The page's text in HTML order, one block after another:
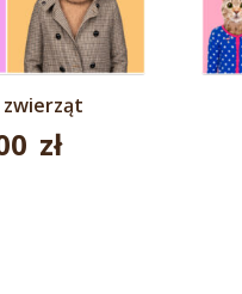
zł